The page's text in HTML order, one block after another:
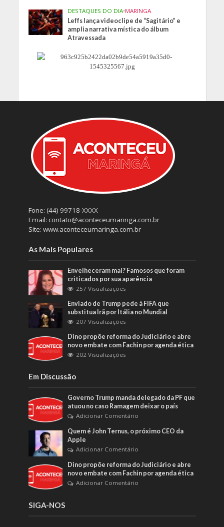
DESTAQUES DO DIA•MARINGA
Leffs lança videoclipe de “Sagitário” e
amplia narrativa mística do álbum
Atravessada
Fone: (44) 99718-XXXX
Email: contato@aconteceumaringa.com.br
Site: www.aconteceumaringa.com.br
As Mais Populares
Envelheceram mal? Famosos que foram
criticados por sua aparência
257 Visualizações
Enviado de Trump pede à FIFA que
substitua Irã por Itália no Mundial
207 Visualizações
Dino propõe reforma do Judiciário e abre
novo embate com Fachin por agenda ética
202 Visualizações
Em Discussão
Governo Trump manda delegado da PF que
atuou no caso Ramagem deixar o país
Adicionar Comentário
Quem é John Ternus, o próximo CEO da
Apple
Adicionar Comentário
Dino propõe reforma do Judiciário e abre
novo embate com Fachin por agenda ética
Adicionar Comentário
SIGA-NOS